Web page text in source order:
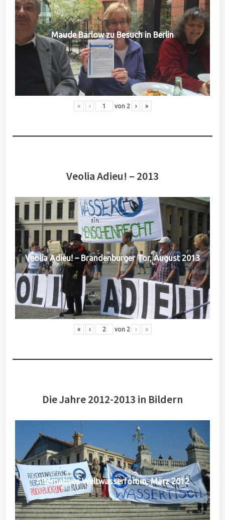
Maude Barlow zu Besuch in Berlin
« ‹ von 2 › »
Veolia Adieu! – 2013
Veolia Adieu! – Brandenburger Tor, August 2013
« ‹ von 2 › »
Die Jahre 2012-2013 in Bildern
Alternatives Weltwasserforum, März 2012